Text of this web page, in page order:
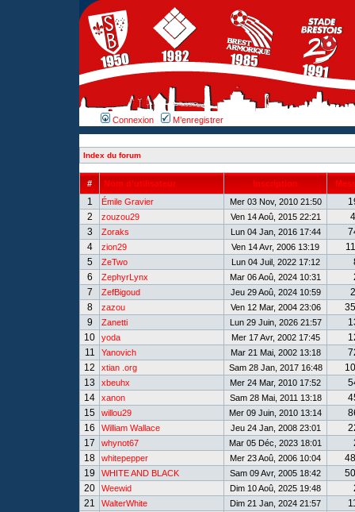
Connexion M’enregistrer
Index du forum
# Nom d’utilisateur Inscription
1 Émile Gravier Mer 03 Nov, 2010 21:50
2
zouzou29 Ven 14 Aoû, 2015 22:21
3
Zoraks Lun 04 Jan, 2016 17:44
4
zion29 Ven 14 Avr, 2006 13:19
5
ZeTwo Lun 04 Juil, 2022 17:12
6
ZephyrLynx Mar 06 Aoû, 2024 10:31
7
ZefBigoud Jeu 29 Aoû, 2024 10:59
8
zazou Ven 12 Mar, 2004 23:06
9
Zanetti Lun 29 Juin, 2026 21:57
10
yoda Mer 17 Avr, 2002 17:45
11
Yanovich Mar 21 Mai, 2002 13:18
12
xtian .org Sam 28 Jan, 2017 16:48
13
xbeuhx Mer 24 Mar, 2010 17:52
14
xanon Sam 28 Mai, 2011 13:18
15
willou29 Mer 09 Juin, 2010 13:14
16
William Wallace Jeu 24 Jan, 2008 23:01
17
whynot67 Mar 05 Déc, 2023 18:01
18
whitepepper Mer 23 Aoû, 2006 10:04
19
WHITE AND BLACK Sam 09 Avr, 2005 18:42
20
Weewid Dim 10 Aoû, 2025 19:48
21
WalterWhite Dim 21 Jan, 2024 21:57